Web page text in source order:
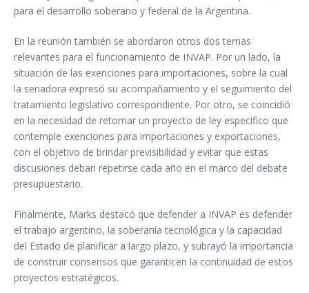
para el desarrollo soberano y federal de la Argentina.
En la reunión también se abordaron otros dos temas
relevantes para el funcionamiento de INVAP. Por un lado, la
situación de las exenciones para importaciones, sobre la cual
la senadora expresó su acompañamiento y el seguimiento del
tratamiento legislativo correspondiente. Por otro, se coincidió
en la necesidad de retomar un proyecto de ley específico que
contemple exenciones para importaciones y exportaciones,
con el objetivo de brindar previsibilidad y evitar que estas
discusiones deban repetirse cada año en el marco del debate
presupuestario.
Finalmente, Marks destacó que defender a INVAP es defender
el trabajo argentino, la soberanía tecnológica y la capacidad
del Estado de planificar a largo plazo, y subrayó la importancia
de construir consensos que garanticen la continuidad de estos
proyectos estratégicos.